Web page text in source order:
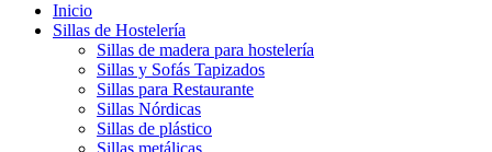
Inicio
Sillas de Hostelería
Sillas de madera para hostelería
Sillas y Sofás Tapizados
Sillas para Restaurante
Sillas Nórdicas
Sillas de plástico
Sillas metálicas